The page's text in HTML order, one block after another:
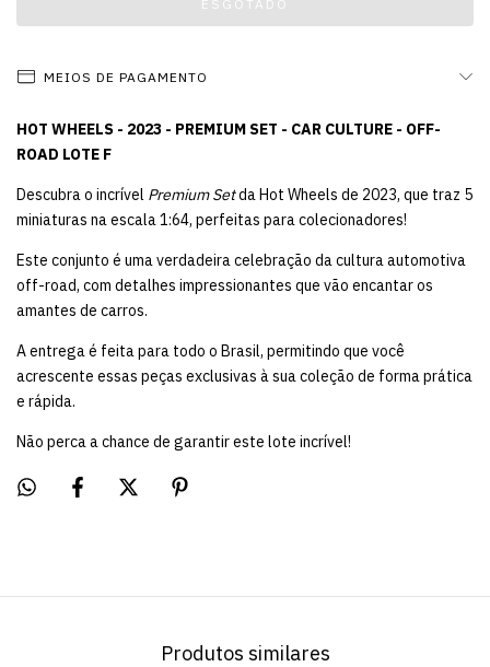
MEIOS DE PAGAMENTO
HOT WHEELS - 2023 - PREMIUM SET - CAR CULTURE - OFF-
ROAD LOTE F
Descubra o incrível Premium Setda Hot Wheels de 2023, que traz 5
miniaturas na escala 1:64, perfeitas para colecionadores!
Este conjunto é uma verdadeira celebração da cultura automotiva
off-road, com detalhes impressionantes que vão encantar os
amantes de carros.
A entrega é feita para todo o Brasil, permitindo que você
acrescente essas peças exclusivas à sua coleção de forma prática
e rápida.
Não perca a chance de garantir este lote incrível!
Produtos similares